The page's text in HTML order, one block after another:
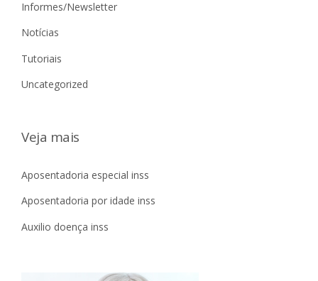
Informes/Newsletter
Notícias
Tutoriais
Uncategorized
Veja mais
Aposentadoria especial inss
Aposentadoria por idade inss
Auxilio doença inss